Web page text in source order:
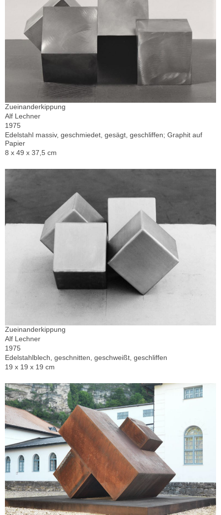
Zueinanderkippung
Alf Lechner
1975
Edelstahl massiv, geschmiedet, gesägt, geschliffen; Graphit auf
Papier
8 x 49 x 37,5 cm
Zueinanderkippung
Alf Lechner
1975
Edelstahlblech, geschnitten, geschweißt, geschliffen
19 x 19 x 19 cm